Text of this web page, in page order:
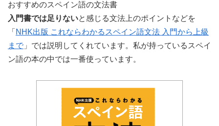
おすすめのスペイン語の文法書
入門書では足りないと感じる文法上のポイントなどを
「 NHK出版 これならわかるスペイン語文法 入門から上級
まで」では説明してくれています。私が持っているスペイ
ン語の本の中では一番使っています。